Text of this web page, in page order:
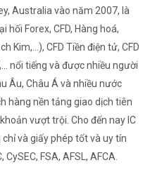
Australia vào năm 2007, là
Forex, CFD, Hàng hoá,
Kim,...), CFD Tiền điện tử, CFD
nổi tiếng và được nhiều người
Âu, Châu Á và nhiều nước
hàng nền tảng giao dịch tiên
vượt trội. Cho đến nay IC
và giấy phép tốt và uy tín
FSA, AFSL, AFCA.